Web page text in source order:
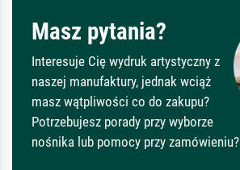
Masz pytania?
Interesuje Cię wydruk artystyczny z
naszej manufaktury, jednak wciąż
masz wątpliwości co do zakupu?
Potrzebujesz porady przy wyborze
nośnika lub pomocy przy zamówieniu?